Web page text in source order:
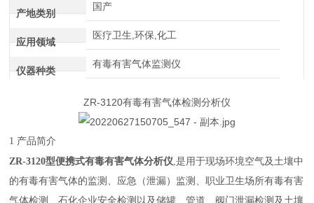
产地类别
国产
应用领域
医疗卫生,环保,化工
仪器种类
有毒有害气体监测仪
ZR-3120有毒有害气体检测分析仪
1 产品简介
ZR-3120型便携式有毒有害气体分析仪,是用于现场环境空气及土壤中
的有毒有害气体的监测、应急（泄漏）监测、职业卫生场所有毒有害
气体检测、石化企业安全检测以及储罐、管道、阀门泄漏检测及土壤